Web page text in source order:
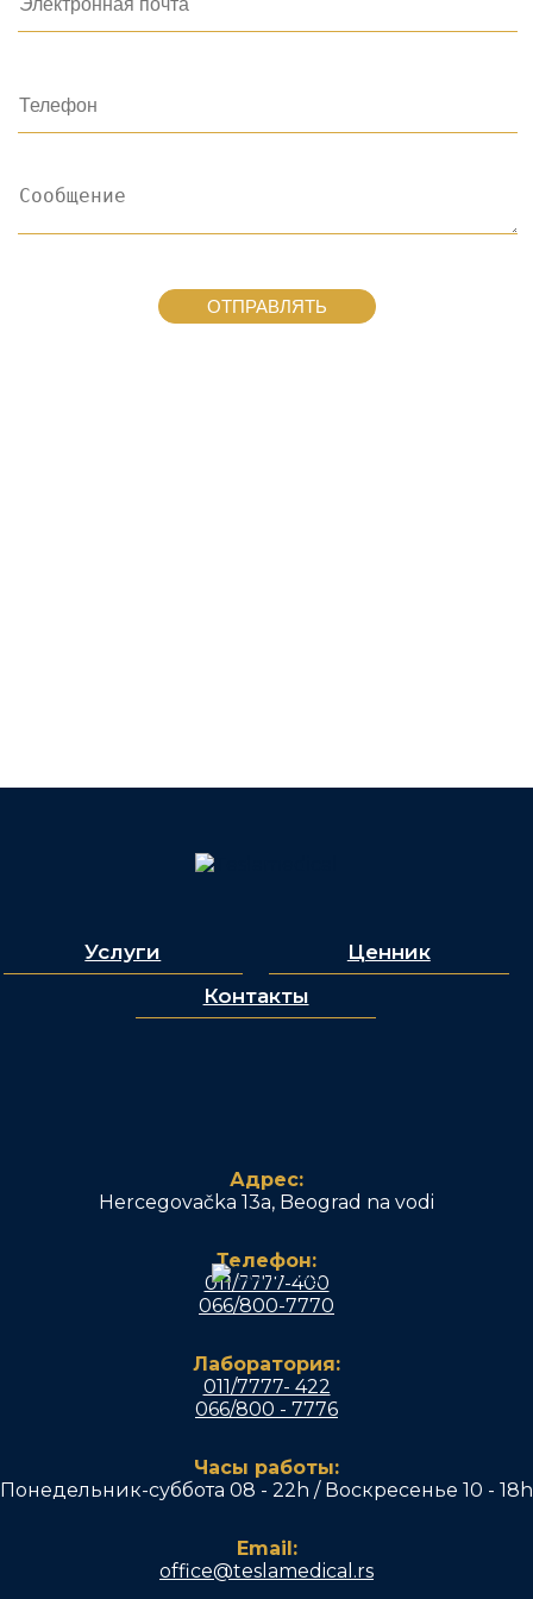
Услуги
Ценник
Контакты
Адрес:
Hercegovačka 13a, Beograd na vodi
Телефон:
011/7777-400
066/800-7770
Лаборатория:
011/7777- 422
066/800 - 7776
Часы работы:
Понедельник-суббота 08 - 22h / Воскресенье 10 - 18h
Email:
office@teslamedical.rs